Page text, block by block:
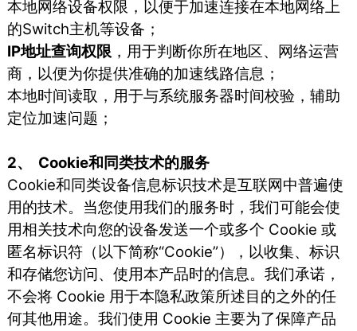
本地网络设备权限，以便于加速连接在本地网络上
的Switch主机等设备；
IP地址查询权限 ，用于判断你所在地区、网络运营
商，以便为你提供准确的加速线路信息；
本地时间读取，用于与系统服务器时间校验，辅助
定位加速问题；
2、 Cookie和同类技术的服务
Cookie和同类设备信息标识技术是互联网中普遍使
用的技术。当您使用我们的服务时，我们可能会使
用相关技术向您的设备发送一个或多个 Cookie 或
匿名标识符（以下简称“Cookie”），以收集、标识
和存储您访问、使用本产品时的信息。我们承诺，
不会将 Cookie 用于本隐私政策所述目的之外的任
何其他用途。我们使用 Cookie 主要为了保障产品